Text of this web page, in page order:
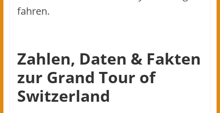
fahren.
Zahlen, Daten & Fakten
zur Grand Tour of
Switzerland